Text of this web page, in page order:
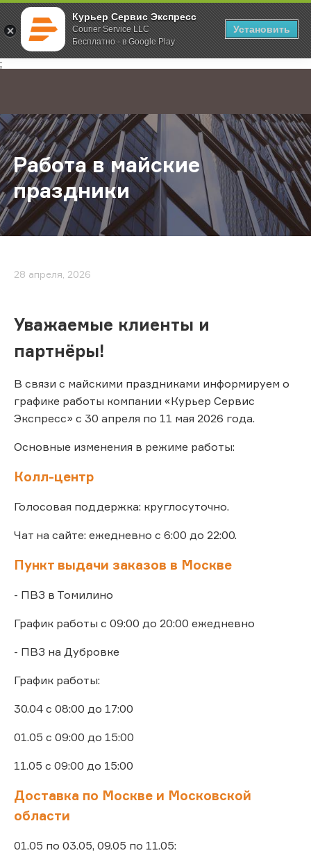
Курьер Сервис Экспресс
Courier Service LLC
Бесплатно - в Google Play
Установить
;
Главная О компании Новости Работа в майские праздники
Работа в майские
праздники
28 апреля, 2026
Уважаемые клиенты и
партнёры!
В связи с майскими праздниками информируем о
графике работы компании «Курьер Сервис
Экспресс» с 30 апреля по 11 мая 2026 года.
Основные изменения в режиме работы:
Колл-центр
Голосовая поддержка: круглосуточно.
Чат на сайте: ежедневно с 6:00 до 22:00.
Пункт выдачи заказов в Москве
- ПВЗ в Томилино
График работы с 09:00 до 20:00 ежедневно
- ПВЗ на Дубровке
График работы:
30.04 с 08:00 до 17:00
01.05 с 09:00 до 15:00
11.05 с 09:00 до 15:00
Доставка по Москве и Московской
области
01.05 по 03.05, 09.05 по 11.05: